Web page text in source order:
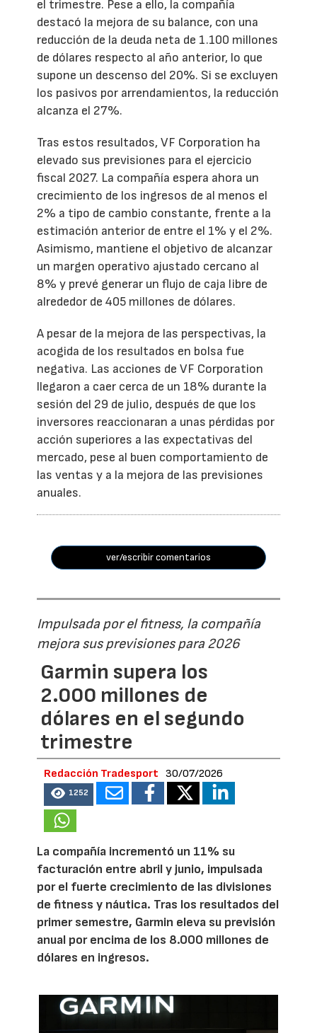
el trimestre. Pese a ello, la compañía
destacó la mejora de su balance, con una
reducción de la deuda neta de 1.100 millones
de dólares respecto al año anterior, lo que
supone un descenso del 20%. Si se excluyen
los pasivos por arrendamientos, la reducción
alcanza el 27%.
Tras estos resultados, VF Corporation ha
elevado sus previsiones para el ejercicio
fiscal 2027. La compañía espera ahora un
crecimiento de los ingresos de al menos el
2% a tipo de cambio constante, frente a la
estimación anterior de entre el 1% y el 2%.
Asimismo, mantiene el objetivo de alcanzar
un margen operativo ajustado cercano al
8% y prevé generar un flujo de caja libre de
alrededor de 405 millones de dólares.
A pesar de la mejora de las perspectivas, la
acogida de los resultados en bolsa fue
negativa. Las acciones de VF Corporation
llegaron a caer cerca de un 18% durante la
sesión del 29 de julio, después de que los
inversores reaccionaran a unas pérdidas por
acción superiores a las expectativas del
mercado, pese al buen comportamiento de
las ventas y a la mejora de las previsiones
anuales.
ver/escribir comentarios
Impulsada por el fitness, la compañía
mejora sus previsiones para 2026
Garmin supera los
2.000 millones de
dólares en el segundo
trimestre
Redacción Tradesport 30/07/2026
1252
La compañía incrementó un 11% su
facturación entre abril y junio, impulsada
por el fuerte crecimiento de las divisiones
de fitness y náutica. Tras los resultados del
primer semestre, Garmin eleva su previsión
anual por encima de los 8.000 millones de
dólares en ingresos.